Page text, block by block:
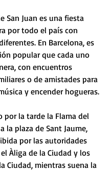
San Juan es una fiesta
por todo el país con
En Barcelona, es
popular que cada uno
con encuentros
o de amistades para
y encender hogueras.
por la tarde la Flama del
la plaza de Sant Jaume,
por las autoridades
Àliga de la Ciudad y los
Ciudad, mientras suena la